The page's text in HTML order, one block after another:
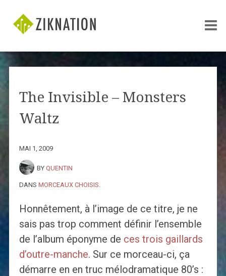
The Invisible – Monsters
Waltz
MAI 1, 2009
BY QUENTIN
DANS MORCEAUX CHOISIS
Honnêtement, à l’image de ce titre, je ne
sais pas trop comment définir l’ensemble
de l’album éponyme de ces trois gaillards
d’outre-manche. Sur ce morceau-ci, ça
démarre en en truc mélodramatique 80’s :